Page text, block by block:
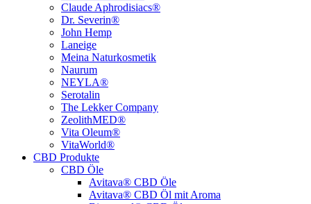
Claude Aphrodisiacs®
Dr. Severin®
John Hemp
Laneige
Meina Naturkosmetik
Naurum
NEYLA®
Serotalin
The Lekker Company
ZeolithMED®
Vita Oleum®
VitaWorld®
CBD Produkte
CBD Öle
Avitava® CBD Öle
Avitava® CBD Öl mit Aroma